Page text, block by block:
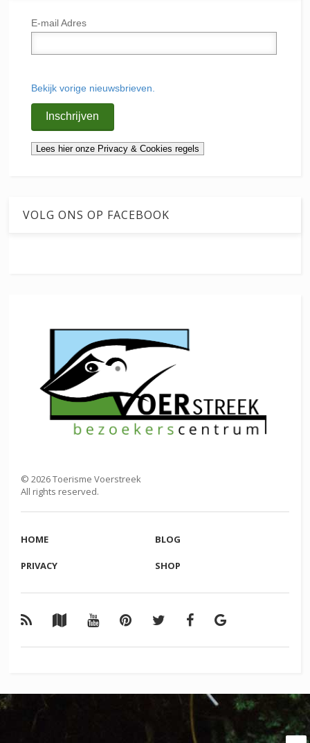
E-mail Adres
Bekijk vorige nieuwsbrieven.
VOLG ONS OP FACEBOOK
©2026Toerisme Voerstreek
All rights reserved.
HOME BLOG
PRIVACY SHOP